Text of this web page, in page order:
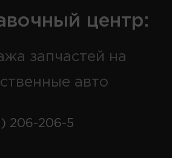
центр:
запчастей на
авто
206-206-5